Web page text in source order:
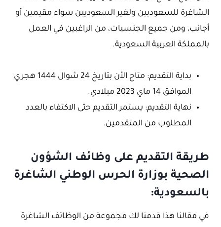
الشاغرة للسعوديين ولغير السعوديين سواء مقيمين أو
أجانب، ومن جميع الجنسيات، من الراغبين في العمل
بالمملكة العربية السعودية.
بداية التقديم: متاح الأن بتاريخ 24 شوال 1444 هجري
الموافق 14 ماي 2023 ميلادي.
نهاية التقديم: يستمر التقديم حتى الاكتفاء بالعدد
المطلوب من المتقدمين.
طريقة التقديم على وظائف الشؤون
الصحية بوزارة الحرس الوطني الشاغرة
بالسعودية:
في مقالنا هذا قدمنا لك مجموعة من الوظائف الشاغرة